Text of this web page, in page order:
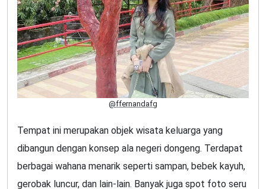
@ffernandafg
Tempat ini merupakan objek wisata keluarga yang
dibangun dengan konsep ala negeri dongeng. Terdapat
berbagai wahana menarik seperti sampan, bebek kayuh,
gerobak luncur, dan lain-lain. Banyak juga spot foto seru